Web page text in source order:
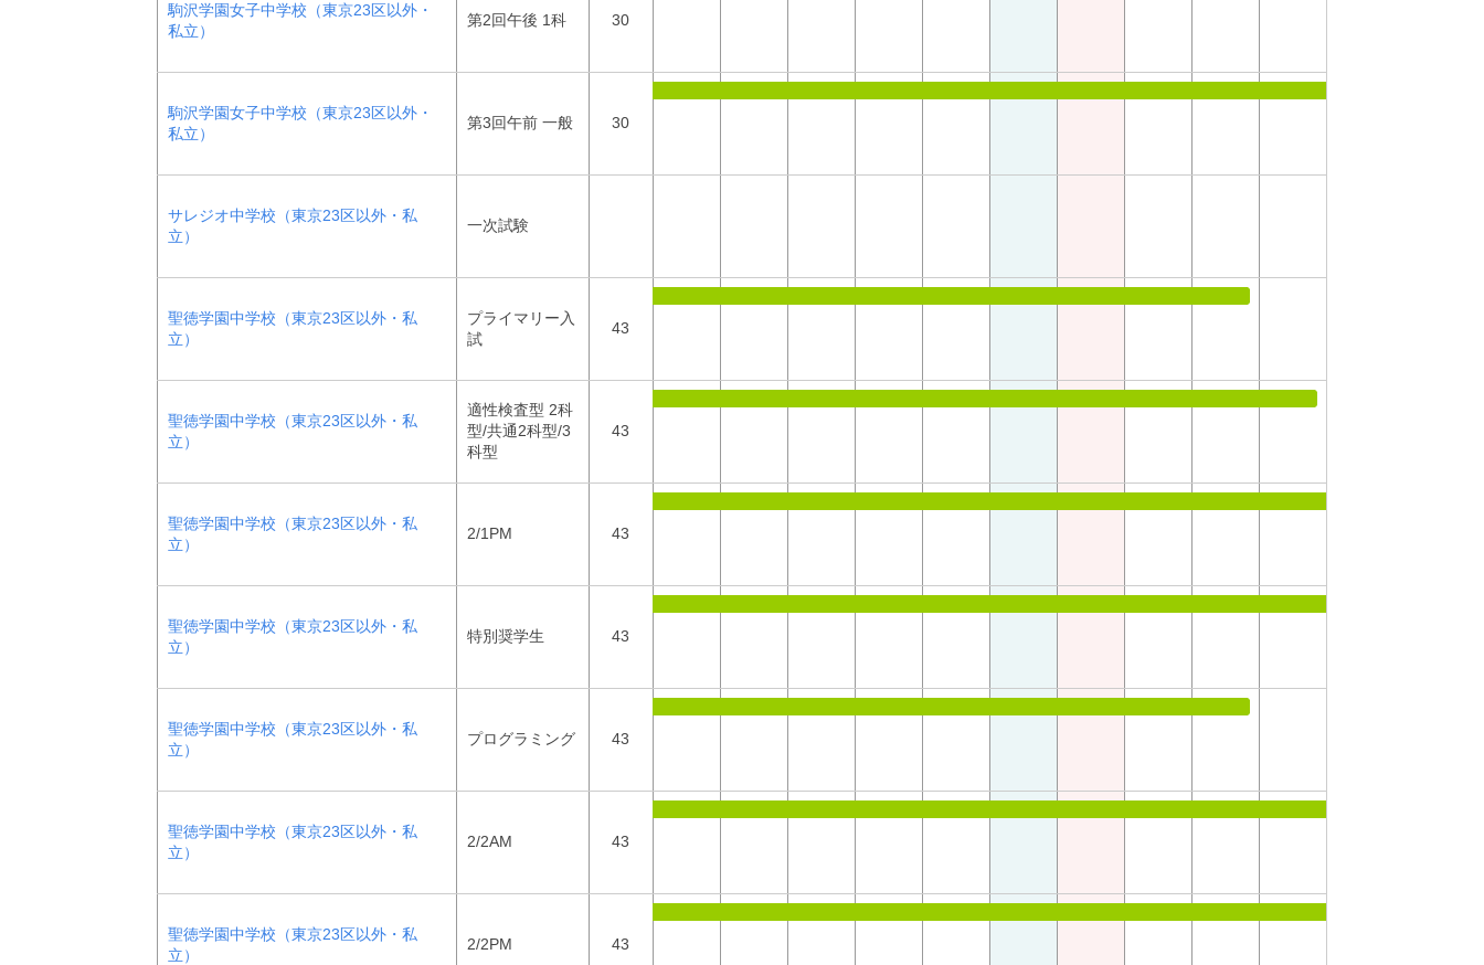
駒沢学園女子中学校（東京23区以外・
私立）
第2回午後 1科 30
駒沢学園女子中学校（東京23区以外・
私立）
第3回午前 一般 30
サレジオ中学校（東京23区以外・私
立）
一次試験
聖徳学園中学校（東京23区以外・私
立）
プライマリー入
試
43
聖徳学園中学校（東京23区以外・私
立）
適性検査型 2科
型/共通2科型/3
科型
43
聖徳学園中学校（東京23区以外・私
立）
2/1PM 43
聖徳学園中学校（東京23区以外・私
立）
特別奨学生 43
聖徳学園中学校（東京23区以外・私
立）
プログラミング 43
聖徳学園中学校（東京23区以外・私
立）
2/2AM 43
聖徳学園中学校（東京23区以外・私
立）
2/2PM 43